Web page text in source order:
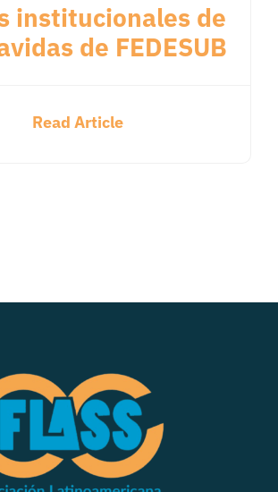
institucionales de
de FEDESUB
Read Article